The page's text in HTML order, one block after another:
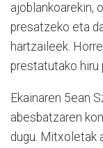
ajoblankoarekin,
presatzeko eta
hartzaileek.
prestatutako hiru
Ekainaren 5ean
abesbatzaren
dugu. Mitxoletak